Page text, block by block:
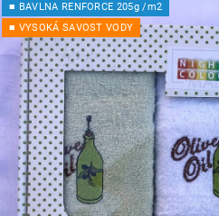
■ BAVLNA RENFORCE 205g /m2
■ VYSOKÁ SAVOST VODY